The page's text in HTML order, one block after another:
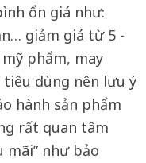
ổn giá như:
giảm giá từ 5 -
phẩm, may
tiêu dùng nên lưu ý
hành sản phẩm
rất quan tâm
mãi” như bảo